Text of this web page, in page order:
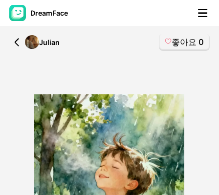
DreamFace
AI 도구
AI 영상
AI 사진
다른 도구
모든 도구 보기
All
Julian 좋아요 0